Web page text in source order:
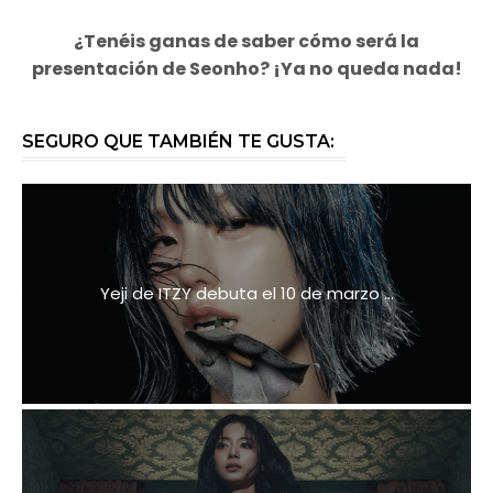
¿Tenéis ganas de saber cómo será la
presentación de Seonho? ¡Ya no queda nada!
SEGURO QUE TAMBIÉN TE GUSTA:
Yeji de ITZY debuta el 10 de marzo ...